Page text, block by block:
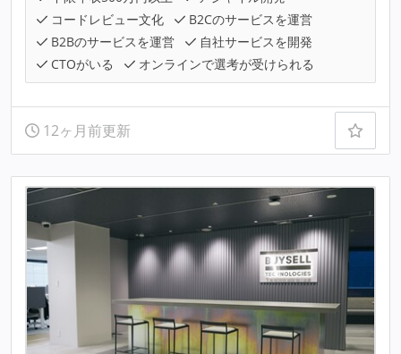
コードレビュー文化
B2Cのサービスを運営
B2Bのサービスを運営
自社サービスを開発
CTOがいる
オンラインで選考が受けられる
12ヶ月前更新